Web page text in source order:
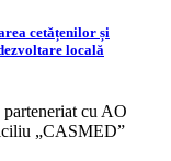
cetățenilor și
locală
cu AO
„CASMED”